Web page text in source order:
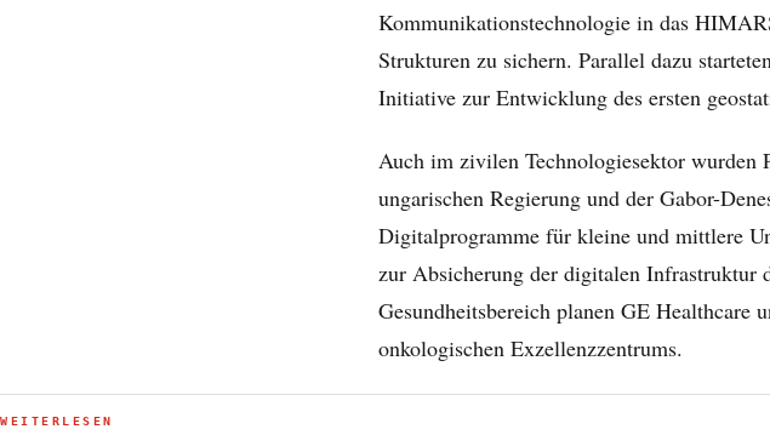
Kommunikationstechnologie in das
Strukturen zu sichern. Parallel dazu
Initiative zur Entwicklung des ersten
Auch im zivilen Technologiesektor
ungarischen Regierung und der Gabor-
Digitalprogramme für kleine und mittlere
zur Absicherung der digitalen Infrastruktur
Gesundheitsbereich planen GE Healthcare
onkologischen Exzellenzzentrums.
WEITERLESEN